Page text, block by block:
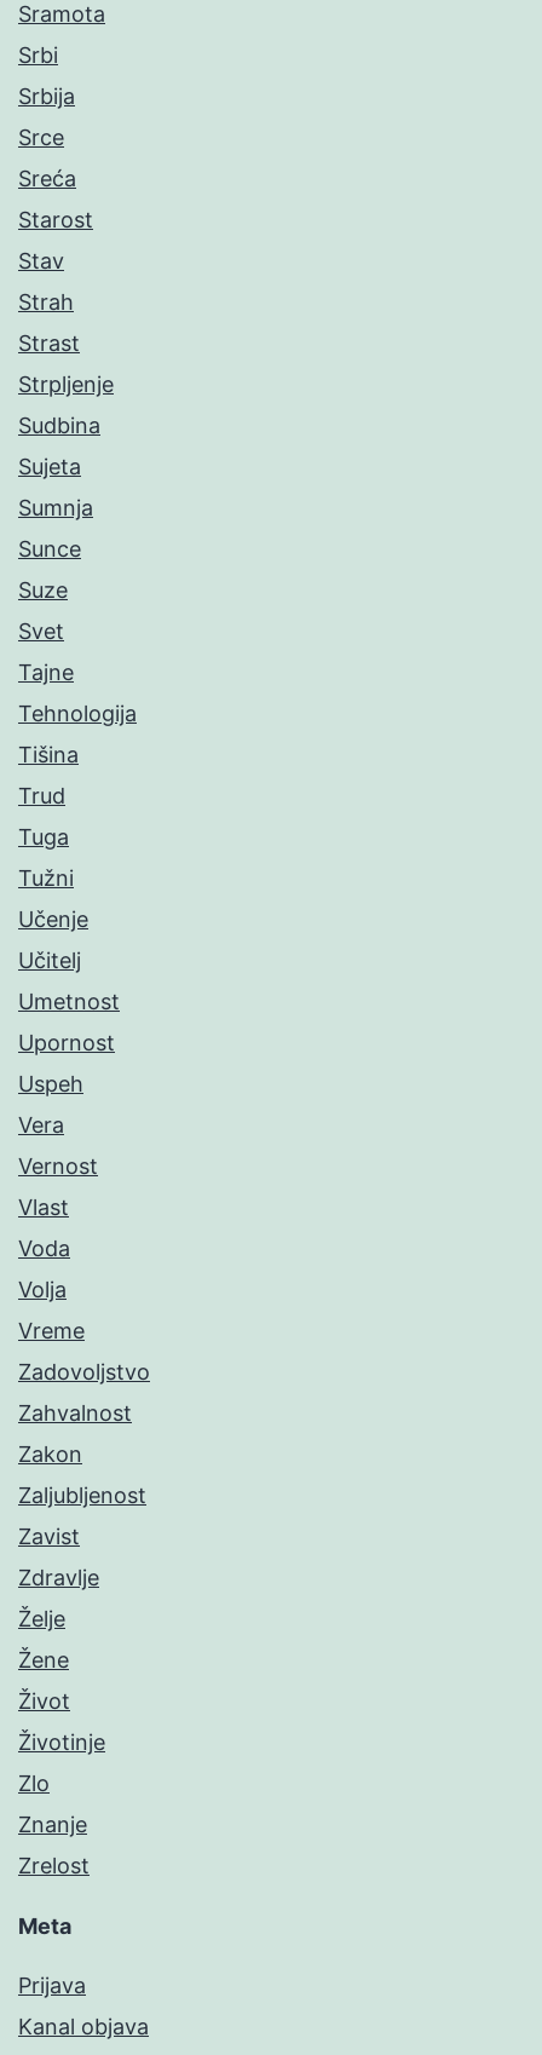
Sramota
Srbi
Srbija
Srce
Sreća
Starost
Stav
Strah
Strast
Strpljenje
Sudbina
Sujeta
Sumnja
Sunce
Suze
Svet
Tajne
Tehnologija
Tišina
Trud
Tuga
Tužni
Učenje
Učitelj
Umetnost
Upornost
Uspeh
Vera
Vernost
Vlast
Voda
Volja
Vreme
Zadovoljstvo
Zahvalnost
Zakon
Zaljubljenost
Zavist
Zdravlje
Želje
Žene
Život
Životinje
Zlo
Znanje
Zrelost
Meta
Prijava
Kanal objava